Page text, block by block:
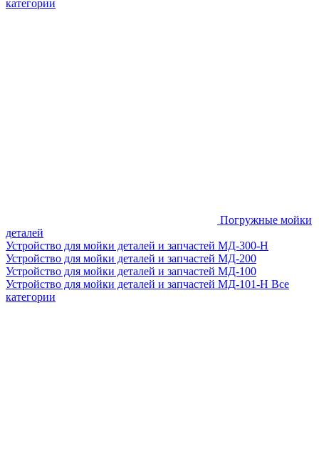
категории
Погружные мойки
деталей
Устройство для мойки деталей и запчастей МД-300-H
Устройство для мойки деталей и запчастей МД-200
Устройство для мойки деталей и запчастей МД-100
Устройство для мойки деталей и запчастей МД-101-Н Все
категории